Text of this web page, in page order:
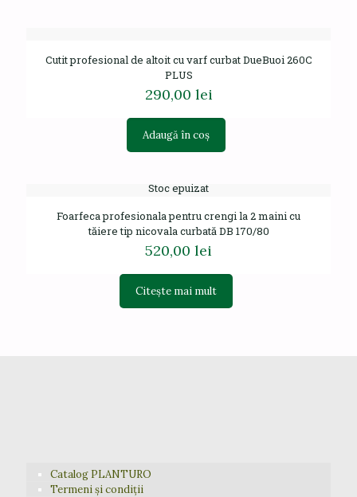
Cutit profesional de altoit cu varf curbat DueBuoi 260C
PLUS
290,00 lei
Adaugă în coș
Stoc epuizat
Foarfeca profesionala pentru crengi la 2 maini cu
tăiere tip nicovala curbată DB 170/80
520,00 lei
Citește mai mult
Catalog PLANTURO
Termeni și condiții